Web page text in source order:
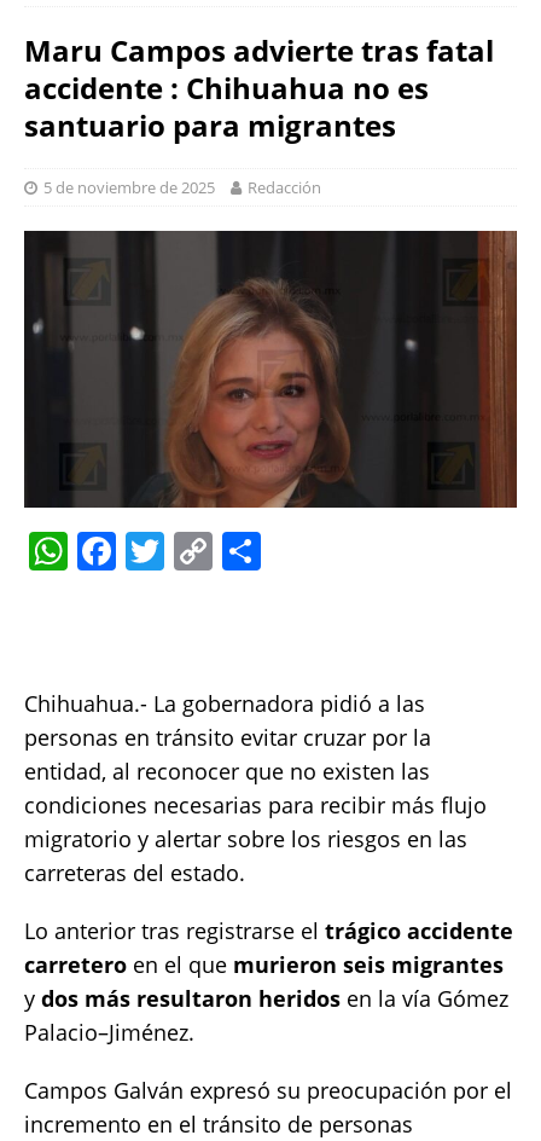
Maru Campos advierte tras fatal
accidente : Chihuahua no es
santuario para migrantes
5 de noviembre de 2025 Redacción
W
A
p
p
F
b
o
o
k
T
r
C
Li
n
k
Chihuahua.- La gobernadora pidió a las
personas en tránsito evitar cruzar por la
entidad, al reconocer que no existen las
condiciones necesarias para recibir más flujo
migratorio y alertar sobre los riesgos en las
carreteras del estado.
Lo anterior tras registrarse el trágico accidente
carretero en el que murieron seis migrantes
y dos más resultaron heridos en la vía Gómez
Palacio–Jiménez.
Campos Galván expresó su preocupación por el
incremento en el tránsito de personas